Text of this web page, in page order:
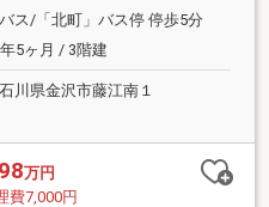
バス/「北町」バス停 停歩5分
5ヶ月 / 3階建
石川県金沢市藤江南１
万円
費7,000円